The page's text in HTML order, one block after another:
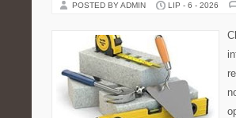
POSTED BY ADMIN LIP - 6 - 2026